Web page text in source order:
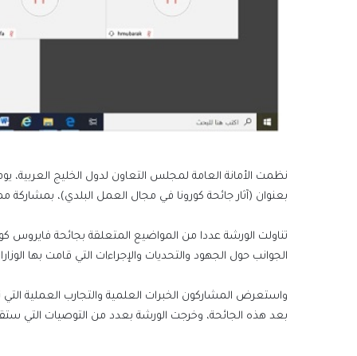
بعنوان (آثار جائحة كورونا في مجال العمل البلدي)،
تناولت الورشة عددا من المواضيع المتعلقة بجائحة فايروس
الجوانب حول الجهود والتحديات والإجراءات التي قامت بها
واستعرض المشاركون الخبرات العلمية والتجارب العملية التي
بعد هذه الجائحة، وخرجت الورشة بعدد من التوصيات التي